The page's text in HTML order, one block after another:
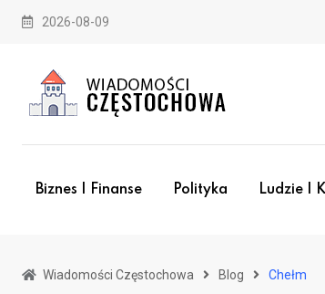
Skip
2026-08-09
Biznes I Finanse Polityka Ludzie I
Wiadomości Częstochowa Blog Chełm